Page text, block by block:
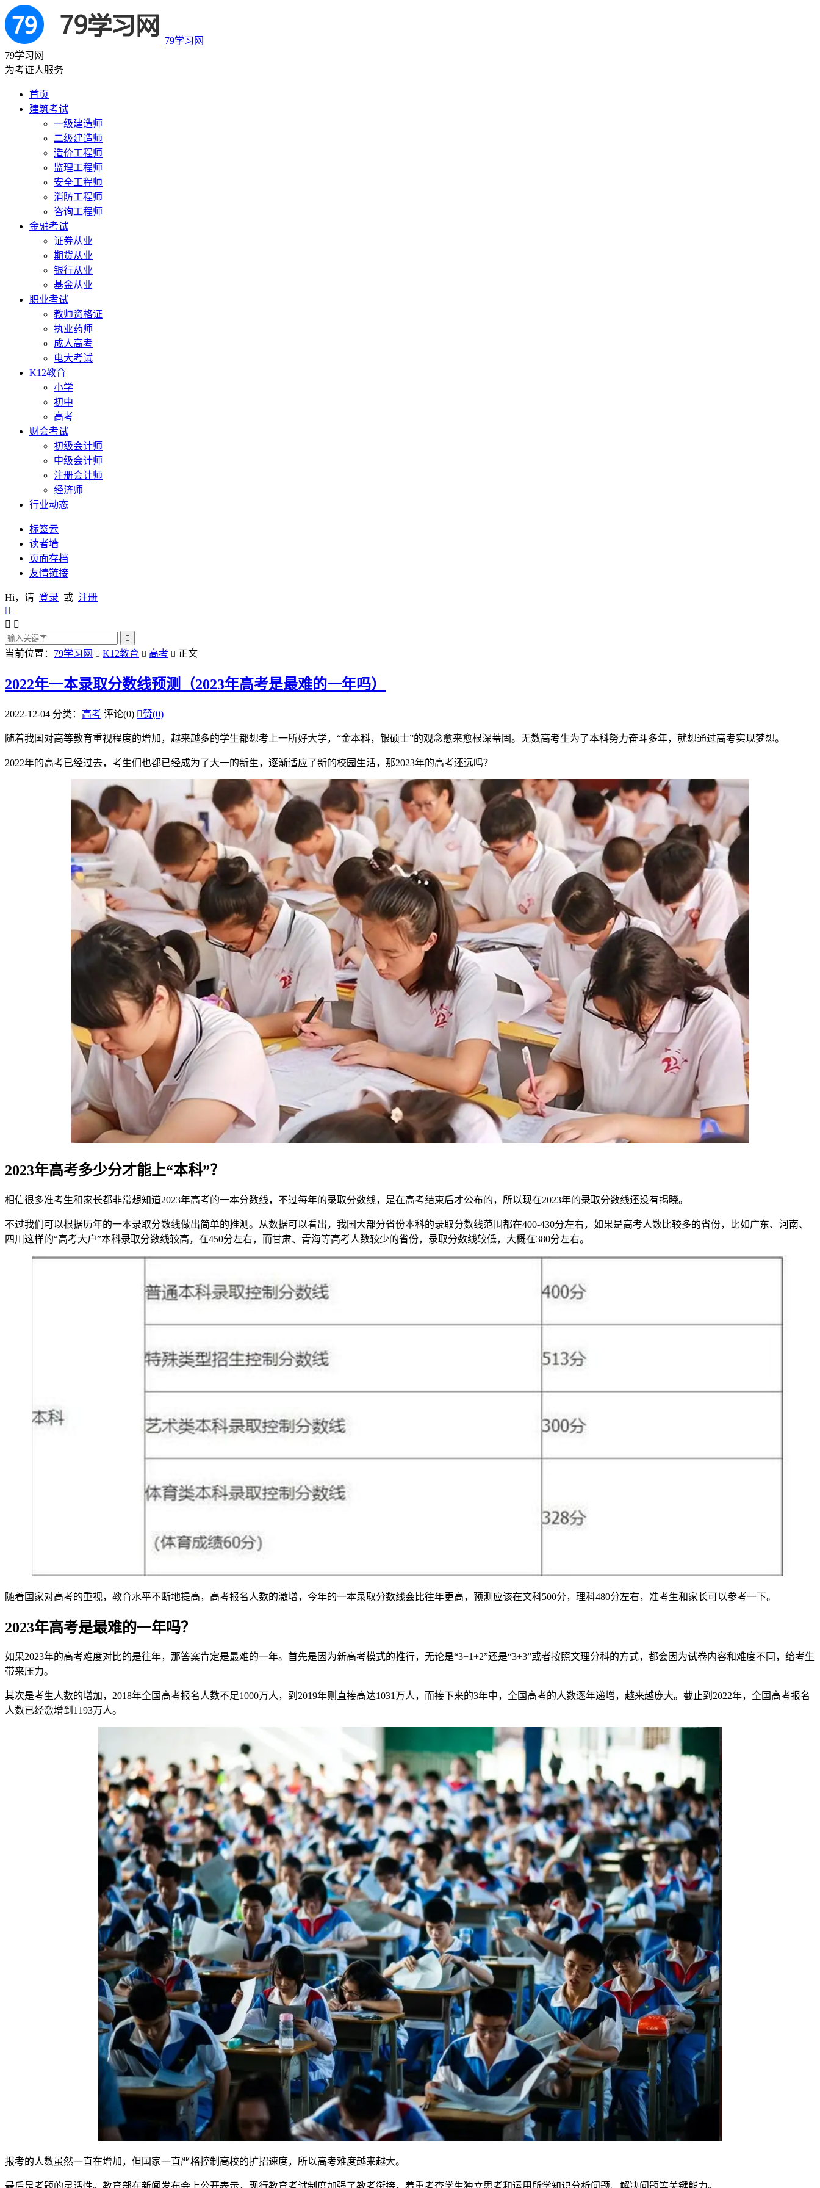
79学习网
79学习网
为考证人服务
首页
建筑考试
一级建造师
二级建造师
造价工程师
监理工程师
安全工程师
消防工程师
咨询工程师
金融考试
证券从业
期货从业
银行从业
基金从业
职业考试
教师资格证
执业药师
成人高考
电大考试
K12教育
小学
初中
高考
财会考试
初级会计师
中级会计师
注册会计师
经济师
行业动态
标签云
读者墙
页面存档
友情链接
Hi，请 登录 或 注册

 

当前位置： 79学习网  K12教育  高考  正文
2022年一本录取分数线预测（2023年高考是最难的一年吗）
2022-12-04 分类： 高考 评论(0) 赞(0)
随着我国对高等教育重视程度的增加，越来越多的学生都想考上一所好大学，“金本科，银硕士”的观念愈来愈根深蒂固。无数高考生为了本科努力奋斗多年，就想通过高考实现梦想。
2022年的高考已经过去，考生们也都已经成为了大一的新生，逐渐适应了新的校园生活，那2023年的高考还远吗？
2023年高考多少分才能上“本科”？
相信很多准考生和家长都非常想知道2023年高考的一本分数线，不过每年的录取分数线，是在高考结束后才公布的，所以现在2023年的录取分数线还没有揭晓。
不过我们可以根据历年的一本录取分数线做出简单的推测。从数据可以看出，我国大部分省份本科的录取分数线范围都在400-430分左右，如果是高考人数比较多的省份，比如广东、河南、
四川这样的“高考大户”本科录取分数线较高，在450分左右，而甘肃、青海等高考人数较少的省份，录取分数线较低，大概在380分左右。
随着国家对高考的重视，教育水平不断地提高，高考报名人数的激增，今年的一本录取分数线会比往年更高，预测应该在文科500分，理科480分左右，准考生和家长可以参考一下。
2023年高考是最难的一年吗？
如果2023年的高考难度对比的是往年，那答案肯定是最难的一年。首先是因为新高考模式的推行，无论是“3+1+2”还是“3+3”或者按照文理分科的方式，都会因为试卷内容和难度不同，给考生
带来压力。
其次是考生人数的增加，2018年全国高考报名人数不足1000万人，到2019年则直接高达1031万人，而接下来的3年中，全国高考的人数逐年递增，越来越庞大。截止到2022年，全国高考报名
人数已经激增到1193万人。
报考的人数虽然一直在增加，但国家一直严格控制高校的扩招速度，所以高考难度越来越大。